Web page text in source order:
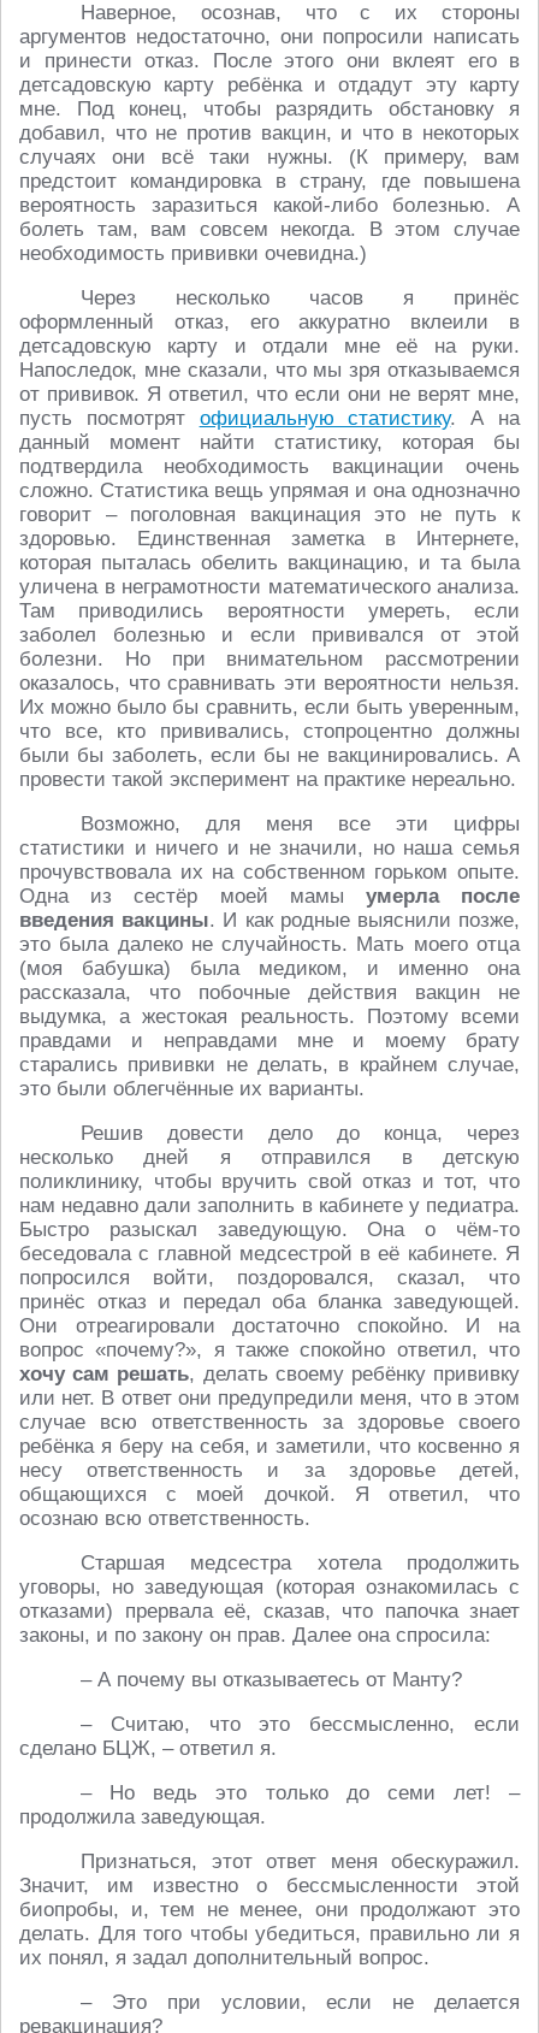
Наверное, осознав, что с их стороны
аргументов недостаточно, они попросили написать
и принести отказ. После этого они вклеят его в
детсадовскую карту ребёнка и отдадут эту карту
мне. Под конец, чтобы разрядить обстановку я
добавил, что не против вакцин, и что в некоторых
случаях они всё таки нужны. (К примеру, вам
предстоит командировка в страну, где повышена
вероятность заразиться какой-либо болезнью. А
болеть там, вам совсем некогда. В этом случае
необходимость прививки очевидна.)
Через несколько часов я принёс
оформленный отказ, его аккуратно вклеили в
детсадовскую карту и отдали мне её на руки.
Напоследок, мне сказали, что мы зря отказываемся
от прививок. Я ответил, что если они не верят мне,
пусть посмотрят официальную статистику. А на
данный момент найти статистику, которая бы
подтвердила необходимость вакцинации очень
сложно. Статистика вещь упрямая и она однозначно
говорит – поголовная вакцинация это не путь к
здоровью. Единственная заметка в Интернете,
которая пыталась обелить вакцинацию, и та была
уличена в неграмотности математического анализа.
Там приводились вероятности умереть, если
заболел болезнью и если прививался от этой
болезни. Но при внимательном рассмотрении
оказалось, что сравнивать эти вероятности нельзя.
Их можно было бы сравнить, если быть уверенным,
что все, кто прививались, стопроцентно должны
были бы заболеть, если бы не вакцинировались. А
провести такой эксперимент на практике нереально.
Возможно, для меня все эти цифры
статистики и ничего и не значили, но наша семья
прочувствовала их на собственном горьком опыте.
Одна из сестёр моей мамы умерла после
введения вакцины. И как родные выяснили позже,
это была далеко не случайность. Мать моего отца
(моя бабушка) была медиком, и именно она
рассказала, что побочные действия вакцин не
выдумка, а жестокая реальность. Поэтому всеми
правдами и неправдами мне и моему брату
старались прививки не делать, в крайнем случае,
это были облегчённые их варианты.
Решив довести дело до конца, через
несколько дней я отправился в детскую
поликлинику, чтобы вручить свой отказ и тот, что
нам недавно дали заполнить в кабинете у педиатра.
Быстро разыскал заведующую. Она о чём-то
беседовала с главной медсестрой в её кабинете. Я
попросился войти, поздоровался, сказал, что
принёс отказ и передал оба бланка заведующей.
Они отреагировали достаточно спокойно. И на
вопрос «почему?», я также спокойно ответил, что
хочу сам решать, делать своему ребёнку прививку
или нет. В ответ они предупредили меня, что в этом
случае всю ответственность за здоровье своего
ребёнка я беру на себя, и заметили, что косвенно я
несу ответственность и за здоровье детей,
общающихся с моей дочкой. Я ответил, что
осознаю всю ответственность.
Старшая медсестра хотела продолжить
уговоры, но заведующая (которая ознакомилась с
отказами) прервала её, сказав, что папочка знает
законы, и по закону он прав. Далее она спросила:
– А почему вы отказываетесь от Манту?
– Считаю, что это бессмысленно, если
сделано БЦЖ, – ответил я.
– Но ведь это только до семи лет! –
продолжила заведующая.
Признаться, этот ответ меня обескуражил.
Значит, им известно о бессмысленности этой
биопробы, и, тем не менее, они продолжают это
делать. Для того чтобы убедиться, правильно ли я
их понял, я задал дополнительный вопрос.
– Это при условии, если не делается
ревакцинация?